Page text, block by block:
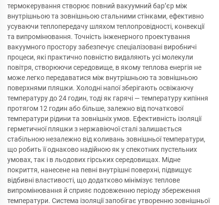
термокерування створює повний вакуумний бар’єр між
внутрішньою та зовнішньою стальними стінками, ефективно
усуваючи теплопередачу шляхом теплопровідності, конвекції
та випромінювання. Точність інженерного проектування
вакуумного простору забезпечує спеціалізовані виробничі
процеси, які практично повністю видаляють усі молекули
повітря, створюючи середовище, в якому теплова енергія не
може легко передаватися між внутрішньою та зовнішньою
поверхнями пляшки. Холодні напої зберігають освіжаючу
температуру до 24 годин, тоді як гарячі — температуру кипіння
протягом 12 годин або більше, залежно від початкової
температури рідини та зовнішніх умов. Ефективність ізоляції
герметичної пляшки з нержавіючої сталі залишається
стабільною незалежно від коливань зовнішньої температури,
що робить її однаково надійною як у спекотних пустельних
умовах, так і в льодових гірських середовищах. Мідне
покриття, нанесене на певні внутрішні поверхні, підвищує
відбивні властивості, що додатково мінімізує теплове
випромінювання й сприяє подовженню періоду збереження
температури. Система ізоляції запобігає утворенню зовнішньої